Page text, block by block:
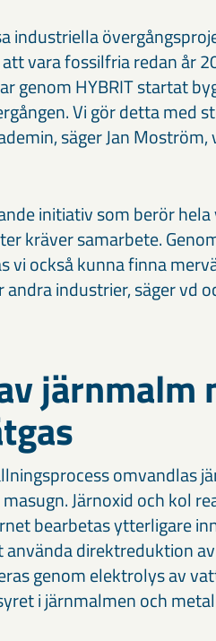
industriella
vara fossilfria redan år
genom HYBRIT startat
Vi gör detta med
säger Jan Moström,
initiativ som berör hela
kräver samarbete.
vi också kunna finna
industrier, säger vd
järnmalm
omvandlas
Järnoxid och kol
bearbetas ytterligare
använda direktreduktion
genom elektrolys av
i järnmalmen och